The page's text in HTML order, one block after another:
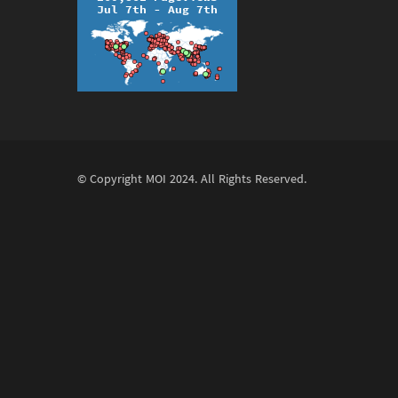
© Copyright MOI 2024. All Rights Reserved.